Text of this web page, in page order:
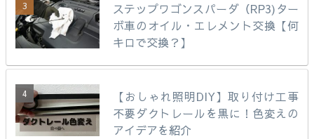
ステップワゴンスパーダ（RP3)ター
ボ車のオイル・エレメント交換【何
キロで交換？】
【おしゃれ照明DIY】取り付け工事
不要ダクトレールを黒に！色変えの
アイデアを紹介